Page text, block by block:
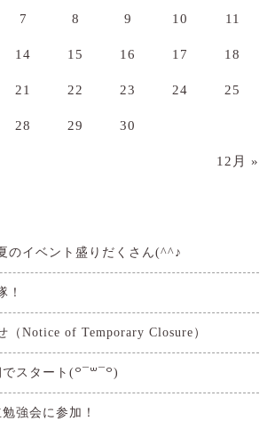
7 8 9 10 11
14 15 16 17 18
21 22 23 24 25
28 29 30
12月 »
のイベント盛りだくさん(^^♪
！
（Notice of Temporary Closure）
スタート(꒪¯꒳​¯꒪)
強会に参加！